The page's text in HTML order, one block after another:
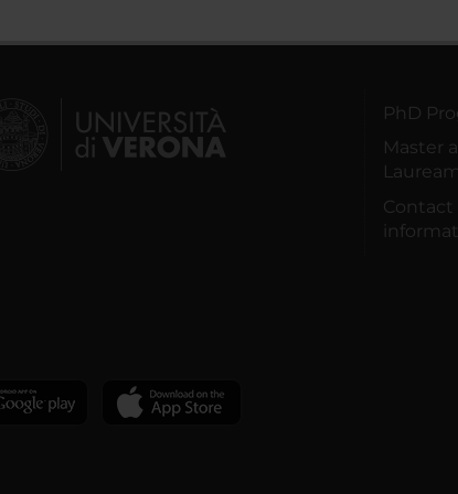
PhD
Master
Lauream
Contact